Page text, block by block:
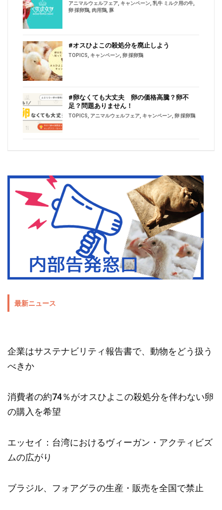
アニマルウェルフェア キャンペーン 乳牛 ミルク用の牛
卵 採卵鶏 肉用鶏 豚
#オスひよこの殺処分を廃止しよう
TOPICS キャンペーン 卵 採卵鶏
#卵なくても大丈夫 卵の価格高騰？卵不
足？問題ありません！
TOPICS アニマルウェルフェア キャンペーン 卵 採卵鶏
最新ニュース
企業はサステナビリティ報告書で、動物をどう扱う
べきか
消費者の約74％がオスひよこの殺処分を伴わない卵
の購入を希望
エッセイ：台湾におけるヴィーガン・アクティビズ
ムの広がり
ブラジル、フォアグラの生産・販売を全国で禁止